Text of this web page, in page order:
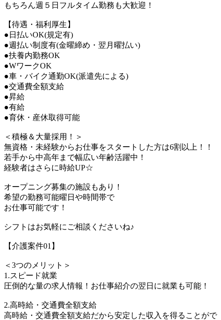
もちろん週５日フルタイム勤務も大歓迎！
【待遇・福利厚生】
●日払いOK(規定有)
●週払い制度有(金曜締め・翌月曜払い)
●扶養内勤務OK
●WワークOK
●車・バイク通勤OK(派遣先による)
●交通費全額支給
●昇給
●有給
●育休・産休取得可能
＜積極＆大量採用！＞
無資格・未経験からお仕事をスタートした方は6割以上！！
若手から中高年まで幅広い年齢活躍中！
経験者はさらに時給UP☆
オープニング募集の施設もあり！
希望の勤務可能曜日や時間帯で
お仕事可能です！
シフトはお気軽にご相談くださいね♪
【介護案件01】
＜3つのメリット＞
1.スピード就業
圧倒的な量の求人情報！お仕事紹介の翌日に就業も可能！
2.高時給・交通費全額支給
高時給・交通費全額支給だから安定した収入を得ることがで